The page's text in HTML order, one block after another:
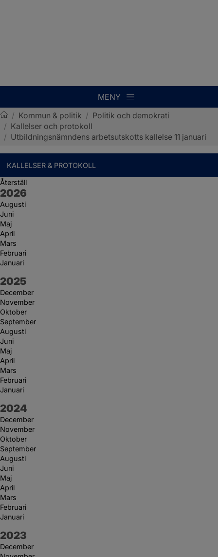
MENY
Sotenäs kommun
/ Kommun & politik / Politik och demokrati
/ Kallelser och protokoll
/ Utbildningsnämndens arbetsutskotts kallelse 11 januari
KALLELSER & PROTOKOLL
Återställ
År:
2026
Augusti
Juni
Maj
April
Mars
Februari
Januari
År:
2025
December
November
Oktober
September
Augusti
Juni
Maj
April
Mars
Februari
Januari
År:
2024
December
November
Oktober
September
Augusti
Juni
Maj
April
Mars
Februari
Januari
År:
2023
December